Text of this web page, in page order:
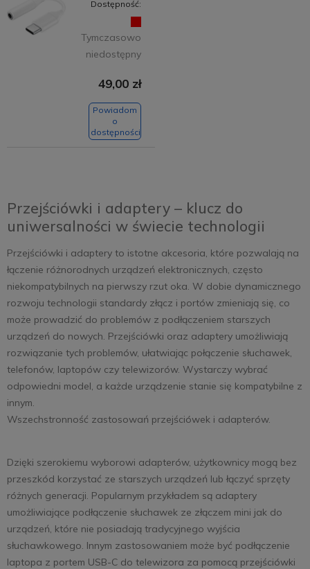
Dostępność:
Tymczasowo
niedostępny
49,00 zł
Powiadom
o
dostępności
Przejściówki i adaptery – klucz do
uniwersalności w świecie technologii
Przejściówki i adaptery to istotne akcesoria, które pozwalają na
łączenie różnorodnych urządzeń elektronicznych, często
niekompatybilnych na pierwszy rzut oka. W dobie dynamicznego
rozwoju technologii standardy złącz i portów zmieniają się, co
może prowadzić do problemów z podłączeniem starszych
urządzeń do nowych. Przejściówki oraz adaptery umożliwiają
rozwiązanie tych problemów, ułatwiając połączenie słuchawek,
telefonów, laptopów czy telewizorów. Wystarczy wybrać
odpowiedni model, a każde urządzenie stanie się kompatybilne z
innym.
Wszechstronność zastosowań przejściówek i adapterów.
Dzięki szerokiemu wyborowi adapterów, użytkownicy mogą bez
przeszkód korzystać ze starszych urządzeń lub łączyć sprzęty
różnych generacji. Popularnym przykładem są adaptery
umożliwiające podłączenie słuchawek ze złączem mini jak do
urządzeń, które nie posiadają tradycyjnego wyjścia
słuchawkowego. Innym zastosowaniem może być podłączenie
laptopa z portem USB-C do telewizora za pomocą przejściówki